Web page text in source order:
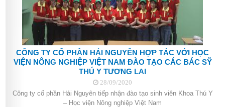
CÔNG TY CỔ PHẦN HẢI NGUYÊN HỢP TÁC VỚI HỌC
VIỆN NÔNG NGHIỆP VIỆT NAM ĐÀO TẠO CÁC BÁC SỸ
THÚ Y TƯƠNG LAI
28/09/2020
Công ty cổ phần Hải Nguyên tiếp nhận đào tạo sinh viên Khoa Thú Y
– Học viện Nông nghiệp Việt Nam